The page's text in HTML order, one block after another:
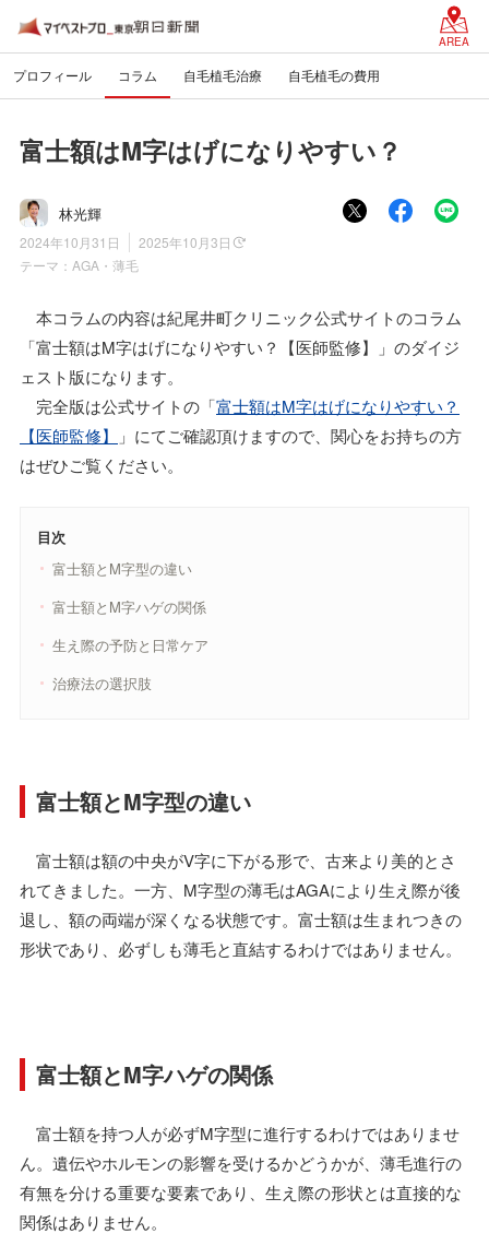
AREA
プロフィール コラム 自毛植毛治療 自毛植毛の費用
富士額はM字はげになりやすい？
林光輝
2024年10月31日
2025年10月3日
テーマ： AGA・薄毛
本コラムの内容は紀尾井町クリニック公式サイトのコラム
「富士額はM字はげになりやすい？【医師監修】」のダイジ
ェスト版になります。
完全版は公式サイトの「富士額はM字はげになりやすい？
【医師監修】
」にてご確認頂けますので、関心をお持ちの方
はぜひご覧ください。
目次
富士額とM字型の違い
富士額とM字ハゲの関係
生え際の予防と日常ケア
治療法の選択肢
富士額とM字型の違い
富士額は額の中央がV字に下がる形で、古来より美的とさ
れてきました。一方、M字型の薄毛はAGAにより生え際が後
退し、額の両端が深くなる状態です。富士額は生まれつきの
形状であり、必ずしも薄毛と直結するわけではありません。
富士額とM字ハゲの関係
富士額を持つ人が必ずM字型に進行するわけではありませ
ん。遺伝やホルモンの影響を受けるかどうかが、薄毛進行の
有無を分ける重要な要素であり、生え際の形状とは直接的な
関係はありません。